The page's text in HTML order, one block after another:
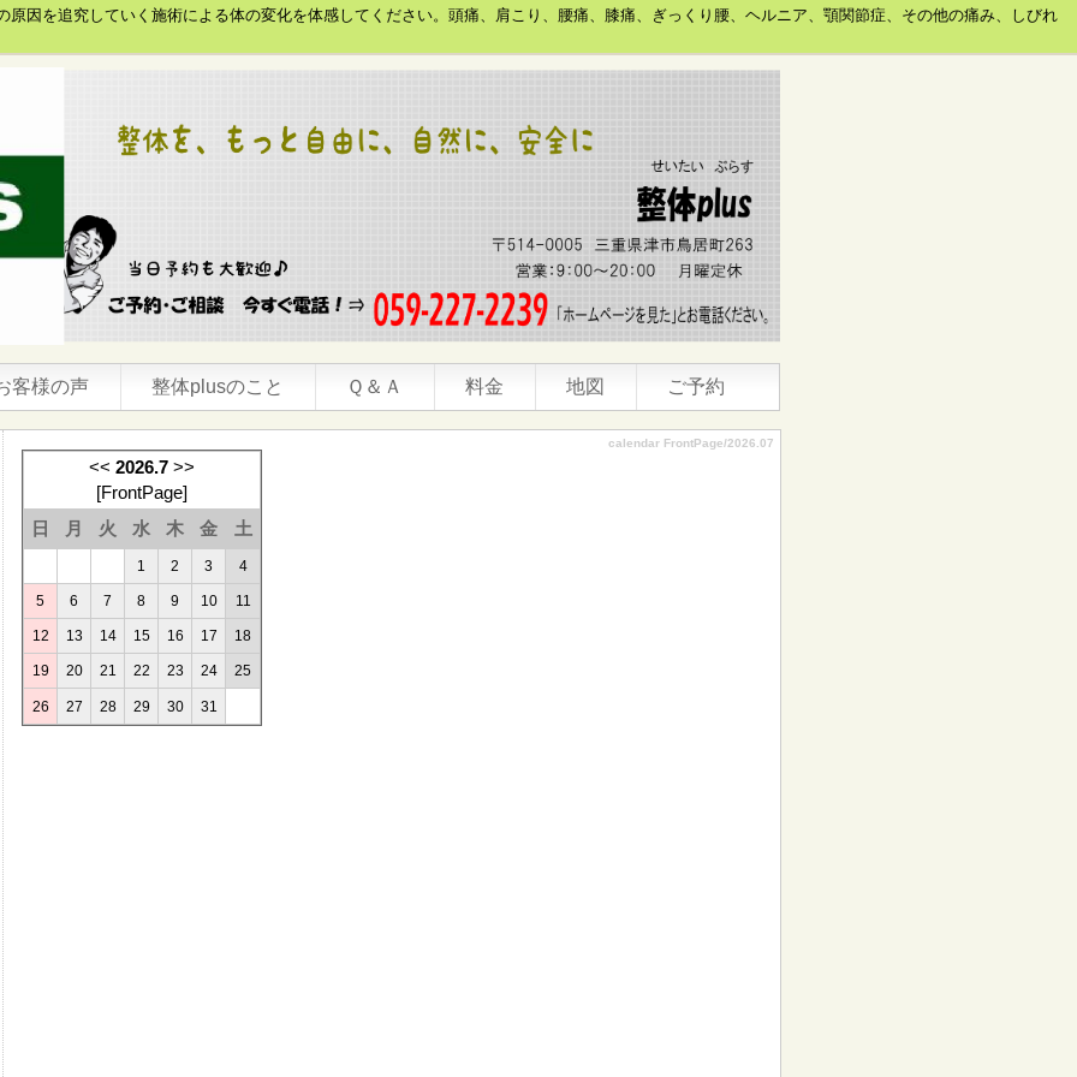
因を追究していく施術による体の変化を体感してください。頭痛、肩こり、腰痛、膝痛、ぎっくり腰、ヘルニア、顎関節症、その他の痛み、しびれ
様の声 整体plusのこと Ｑ＆Ａ 料金 地図 ご予約
calendar FrontPage/2026.07
<< 2026.7 >>
[FrontPage]
日
月 火 水 木 金 土
1 2 3 4
5 6 7 8 9 10 11
12 13 14 15 16 17 18
19 20 21 22 23 24 25
26 27 28 29 30 31